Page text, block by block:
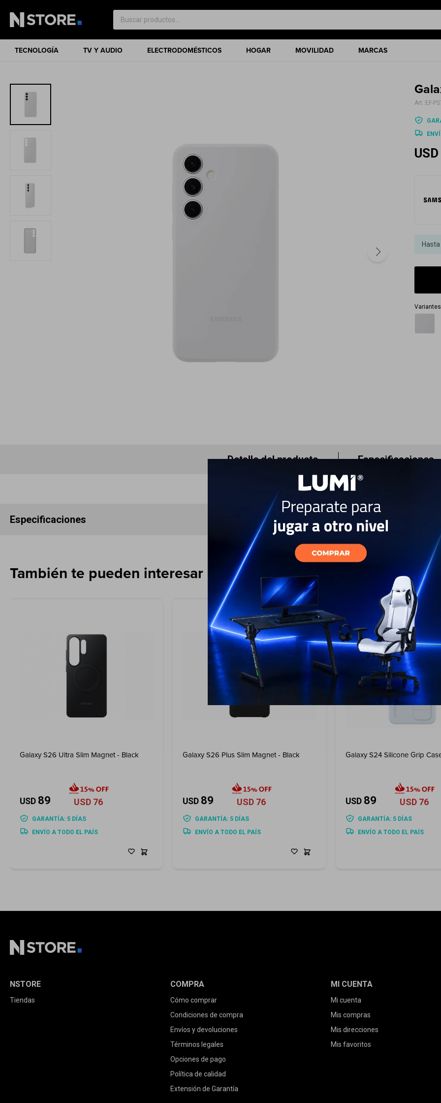
TECNOLOGÍA TV Y AUDIO ELECTRODOMÉSTICOS HOGAR MOVILIDAD MARCAS
EF-
USD
Detalle del producto Especificaciones
Especificaciones
También te pueden interesar
Galaxy S26 Ultra Slim Magnet - Black
USD 89 USD 76
GARANTÍA: 5 DÍAS
ENVÍO A TODO EL PAÍS
Galaxy S26 Plus Slim Magnet - Black
USD 89 USD 76
GARANTÍA: 5 DÍAS
ENVÍO A TODO EL PAÍS
Galaxy S24 Silicone Grip
USD 89 USD 76
GARANTÍA: 5 DÍAS
ENVÍO A TODO EL PAÍS
NSTORE
Tiendas
COMPRA
Cómo comprar
Condiciones de compra
Envíos y devoluciones
Términos legales
Opciones de pago
Política de calidad
Extensión de Garantía
MI CUENTA
Mi cuenta
Mis compras
Mis direcciones
Mis favoritos